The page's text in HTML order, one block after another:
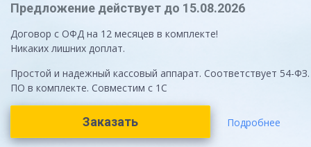
Предложение действует до 15.08.2026
Договор с ОФД на 12 месяцев в комплекте!
Никаких лишних доплат.
Простой и надежный кассовый аппарат. Соответствует 54-ФЗ.
ПО в комплекте. Совместим с 1С
Заказать Подробнее